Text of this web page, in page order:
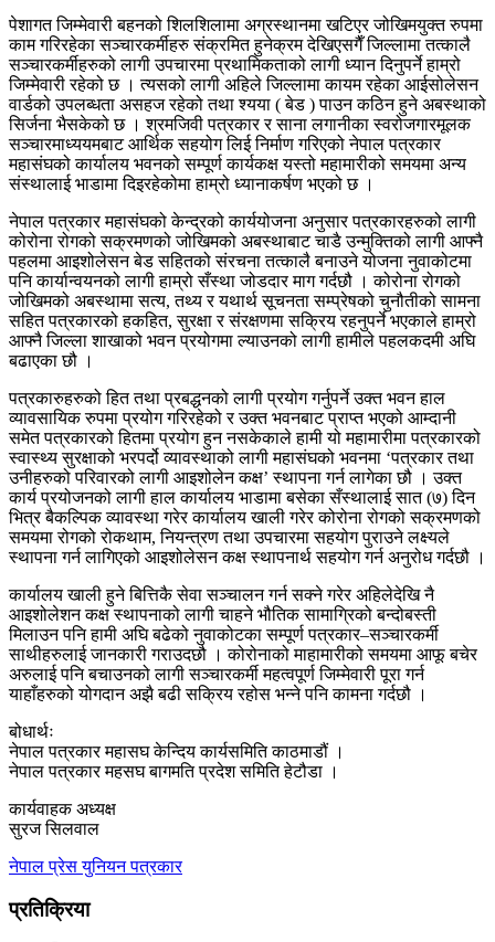
पेशागत जिम्मेवारी बहनको शिलशिलामा अग्रस्थानमा खटिएर जोखिमयुक्त रुपमा
काम गरिरहेका सञ्चारकर्मीहरु संक्रमित हुनेक्रम देखिएसगैँ जिल्लामा तत्कालै
सञ्चारकर्मीहरुको लागी उपचारमा प्रथामिकताको लागी ध्यान दिनुपर्ने हाम्रो
जिम्मेवारी रहेको छ । त्यसको लागी अहिले जिल्लामा कायम रहेका आईसोलेसन
वार्डको उपलब्धता असहज रहेको तथा श्यया ( बेड ) पाउन कठिन हुने अबस्थाको
सिर्जना भैसकेको छ । श्रमजिवी पत्रकार र साना लगानीका स्वरोजगारमूलक
सञ्चारमाध्ययमबाट आर्थिक सहयोग लिई निर्माण गरिएको नेपाल पत्रकार
महासंघको कार्यालय भवनको सम्पूर्ण कार्यकक्ष यस्तो महामारीको समयमा अन्य
संस्थालाई भाडामा दिइरहेकोमा हाम्रो ध्यानाकर्षण भएको छ ।
नेपाल पत्रकार महासंघको केन्द्रको कार्ययोजना अनुसार पत्रकारहरुको लागी
कोरोना रोगको सक्रमणको जोखिमको अबस्थाबाट चाडै उन्मुक्तिको लागी आफ्नै
पहलमा आइशोलेसन बेड सहितको संरचना तत्कालै बनाउने योजना नुवाकोटमा
पनि कार्यान्वयनको लागी हाम्रो सँस्था जोडदार माग गर्दछौ । कोरोना रोगको
जोखिमको अबस्थामा सत्य, तथ्य र यथार्थ सूचनता सम्प्रेषको चुनौतीको सामना
सहित पत्रकारको हकहित, सुरक्षा र संरक्षणमा सक्रिय रहनुपर्ने भएकाले हाम्रो
आफ्नै जिल्ला शाखाको भवन प्रयोगमा ल्याउनको लागी हामीले पहलकदमी अघि
बढाएका छौ ।
पत्रकारुहरुको हित तथा प्रबद्धनको लागी प्रयोग गर्नुपर्ने उक्त भवन हाल
व्यावसायिक रुपमा प्रयोग गरिरहेको र उक्त भवनबाट प्राप्त भएको आम्दानी
समेत पत्रकारको हितमा प्रयोग हुन नसकेकाले हामी यो महामारीमा पत्रकारको
स्वास्थ्य सुरक्षाको भरपर्दो व्यावस्थाको लागी महासंघको भवनमा ‘पत्रकार तथा
उनीहरुको परिवारको लागी आइशोलेन कक्ष’ स्थापना गर्न लागेका छौ । उक्त
कार्य प्रयोजनको लागी हाल कार्यालय भाडामा बसेका सँस्थालाई सात (७) दिन
भित्र बैकल्पिक व्यावस्था गरेर कार्यालय खाली गरेर कोरोना रोगको सक्रमणको
समयमा रोगको रोकथाम, नियन्त्रण तथा उपचारमा सहयोग पुराउने लक्ष्यले
स्थापना गर्न लागिएको आइशोलेसन कक्ष स्थापनार्थ सहयोग गर्न अनुरोध गर्दछौ ।
कार्यालय खाली हुने बित्तिकै सेवा सञ्चालन गर्न सक्ने गरेर अहिलेदेखि नै
आइशोलेशन कक्ष स्थापनाको लागी चाहने भौतिक सामाग्रिको बन्दोबस्ती
मिलाउन पनि हामी अघि बढेको नुवाकोटका सम्पूर्ण पत्रकार–सञ्चारकर्मी
साथीहरुलाई जानकारी गराउदछौ । कोरोनाको माहामारीको समयमा आफू बचेर
अरुलाई पनि बचाउनको लागी सञ्चारकर्मी महत्वपूर्ण जिम्मेवारी पूरा गर्न
याहाँहरुको योगदान अझै बढी सक्रिय रहोस भन्ने पनि कामना गर्दछौ ।
बोधार्थः
नेपाल पत्रकार महासघ केन्दिय कार्यसमिति काठमाडौं ।
नेपाल पत्रकार महसघ बागमति प्रदेश समिति हेटौडा ।
कार्यवाहक अध्यक्ष
सुरज सिलवाल
नेपाल प्रेस युनियनपत्रकार
प्रतिक्रिया